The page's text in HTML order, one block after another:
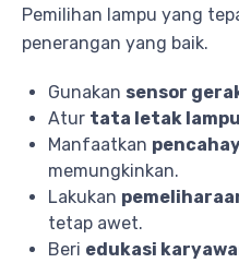
Pemilihan lampu yang
penerangan yang baik.
Gunakan sensor
Atur tata letak lampu
Manfaatkan
memungkinkan.
Lakukan
tetap awet.
Beri edukasi